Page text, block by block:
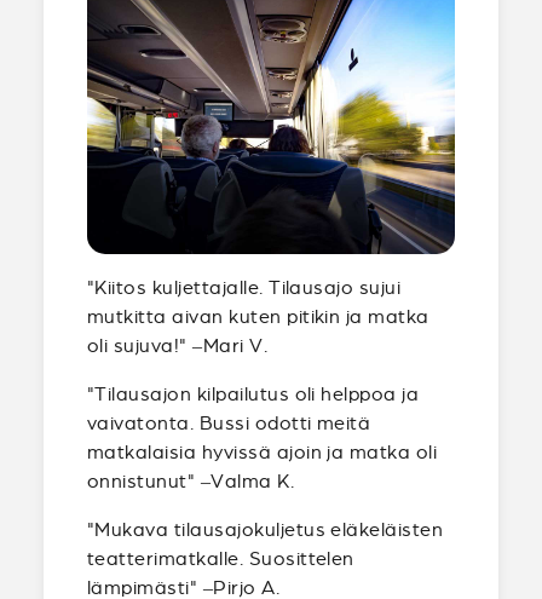
"Kiitos kuljettajalle. Tilausajo sujui
mutkitta aivan kuten pitikin ja matka
oli sujuva!" –Mari V.
"Tilausajon kilpailutus oli helppoa ja
vaivatonta. Bussi odotti meitä
matkalaisia hyvissä ajoin ja matka oli
onnistunut" –Valma K.
"Mukava tilausajokuljetus eläkeläisten
teatterimatkalle. Suosittelen
lämpimästi" –Pirjo A.